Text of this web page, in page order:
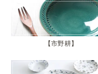
市野耕